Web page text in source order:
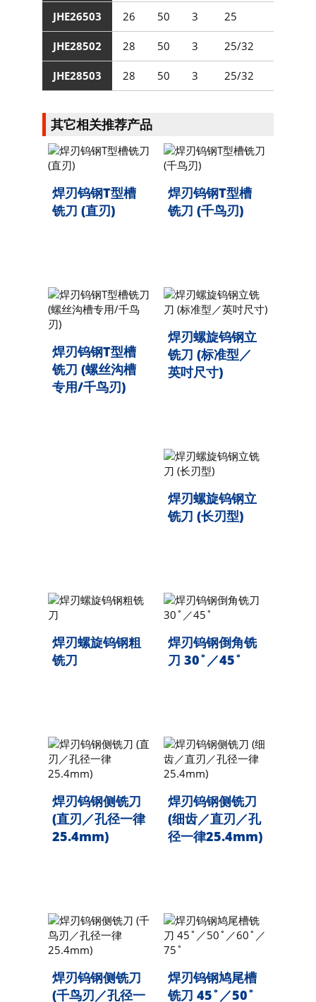
JHE26503 26 50 3 25
JHE28502 28 50 3 25/32
JHE28503 28 50 3 25/32
其它相关推荐产品
焊刃钨钢T型槽
铣刀 (直刃)
焊刃钨钢T型槽
铣刀 (千鸟刃)
焊刃钨钢T型槽
铣刀 (螺丝沟槽
专用/千鸟刃)
焊刃螺旋钨钢立
铣刀 (标准型／
英吋尺寸)
焊刃螺旋钨钢立
铣刀 (长刃型)
焊刃螺旋钨钢粗
铣刀
焊刃钨钢倒角铣
刀 30˚／45˚
焊刃钨钢侧铣刀
(直刃／孔径一律
25.4mm)
焊刃钨钢侧铣刀
(细齿／直刃／孔
径一律25.4mm)
焊刃钨钢侧铣刀
(千鸟刃／孔径一
焊刃钨钢鸠尾槽
铣刀 45˚／50˚